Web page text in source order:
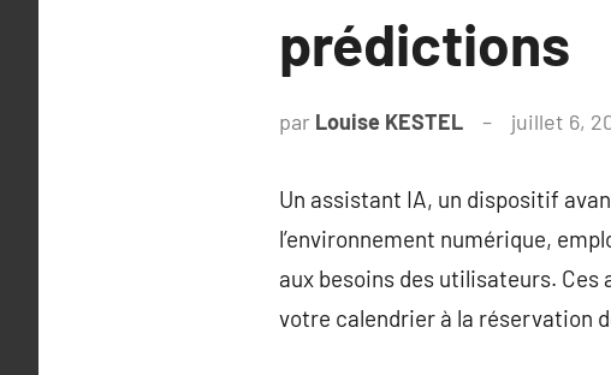
prédictions
par Louise KESTEL juillet 6,
Un assistant IA, un dispositif
l’environnement numérique,
aux besoins des utilisateurs.
votre calendrier à la réservation